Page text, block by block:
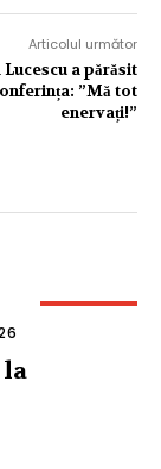
Articolul următor
a părăsit
”Mă tot
enervați!”
la